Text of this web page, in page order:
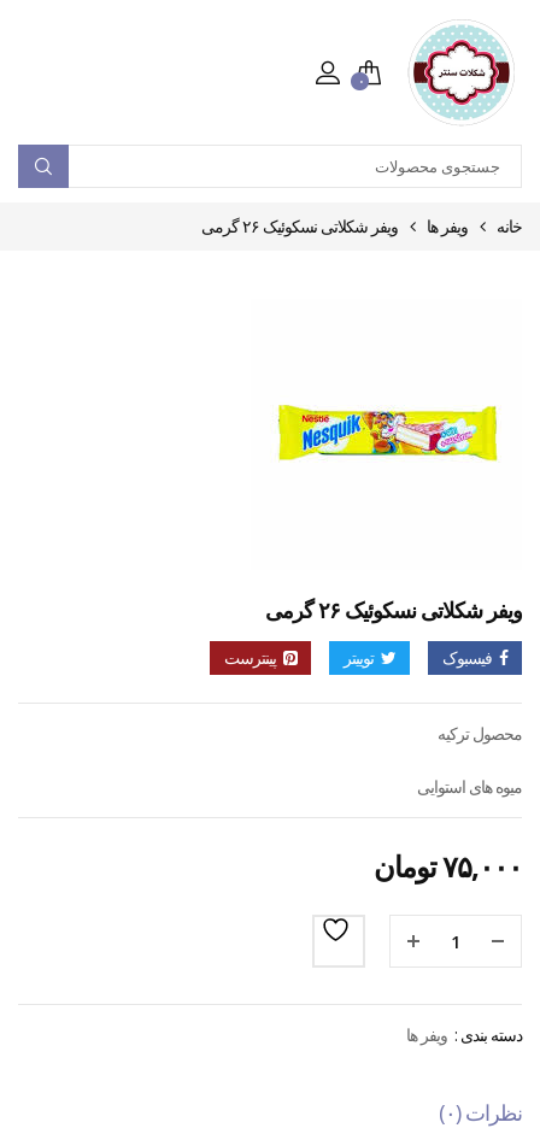
۰
خانه ویفر ها ویفر شکلاتی نسکوئیک ۲۶ گرمی
ویفر شکلاتی نسکوئیک ۲۶ گرمی
فیسبوک توییتر پینترست
محصول ترکیه
میوه های استوایی
۷۵,۰۰۰تومان
دسته بندی : ویفر ها
نظرات (۰)